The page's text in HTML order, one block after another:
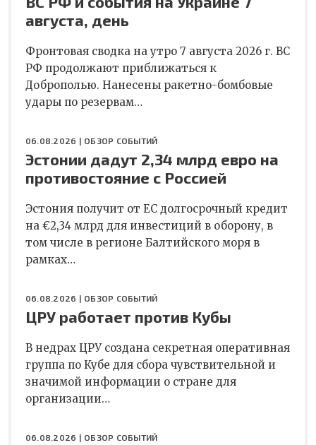
августа, день
Фронтовая сводка на утро 7 августа 2026 г. ВС
РФ продолжают приближаться к
Доброполью. Нанесены ракетно-бомбовые
удары по резервам…
06.08.2026 | ОБЗОР СОБЫТИЙ
Эстонии дадут 2,34 млрд евро на
противостояние с Россией
Эстония получит от ЕС долгосрочный кредит
на €2,34 млрд для инвестиций в оборону, в
том числе в регионе Балтийского моря в
рамках…
06.08.2026 | ОБЗОР СОБЫТИЙ
ЦРУ работает против Кубы
В недрах ЦРУ создана секретная оперативная
группа по Кубе для сбора чувствительной и
значимой информации о стране для
организации…
06.08.2026 | ОБЗОР СОБЫТИЙ